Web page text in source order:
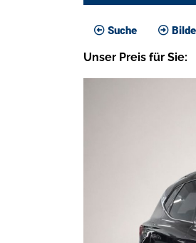
Suche
Unser Preis für Sie: